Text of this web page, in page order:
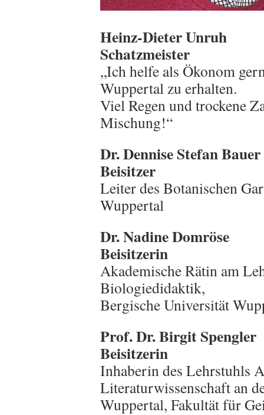
Heinz-Dieter Unruh
Schatzmeister
„Ich helfe als Ökonom
Wuppertal zu erhalten.
Viel Regen und trockene
Mischung!“
Dr. Dennise Stefan Bauer
Beisitzer
Leiter des Botanischen
Wuppertal
Dr. Nadine Domröse
Beisitzerin
Akademische Rätin am
Biologiedidaktik,
Bergische Universität
Prof. Dr. Birgit Spengler
Beisitzerin
Inhaberin des Lehrstuhls
Literaturwissenschaft an
Wuppertal, Fakultät für